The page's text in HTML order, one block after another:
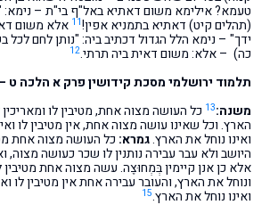
טעמא? אילימא משום דאתיא באל"ף בי"ת – נימא:
(תהלים קיט) דאתיא בתמניא אפין!11 אלא משום
ידך" – נימא הלל הגדול דכתיב ביה: "נותן לחם לכל
כה) – אלא: משום דאית ביה תרתי.12
תלמוד ירושלמי מסכת קידושין פרק א הלכה ט
משנה:13 כל העושה מצוה אחת, מטיבין לו ומאריכין
הארץ. וכל שאינו עושה מצוה אחת, אין מטיבין לו
ואינו נוחל את הארץ.גמרא: כל העושה מצוה אחת
היושב ולא עבר עבירה נותנין לו שכר כעושה
אלא כן אנן קיימין בְּמְחוּצֶה. עשה מצוה אחת מטיבין
ונוחל את הארץ, והעובר עבירה אחת אין מטיבין לו
ואינו נוחל את הארץ.15